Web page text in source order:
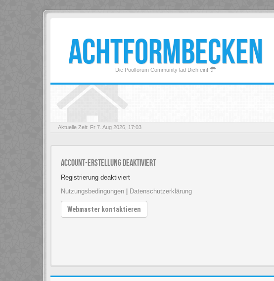
ACHTFORMBECKEN
Die Poolforum Community läd Dich ein!
Aktuelle Zeit: Fr 7. Aug 2026, 17:03
Account-Erstellung deaktiviert
Registrierung deaktiviert
Nutzungsbedingungen
Datenschutzerklärung
Webmaster kontaktieren